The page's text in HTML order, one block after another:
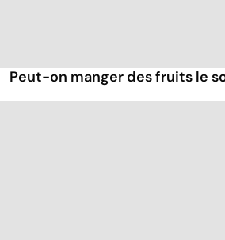
Peut-on manger des fruits le